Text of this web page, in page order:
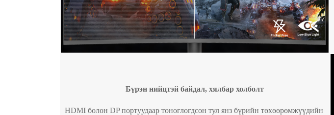
Бүрэн нийцтэй байдал, хялбар холболт
HDMI болон DP портуудаар тоноглогдсон тул янз бүрийн төхөөрөмжүүдийн